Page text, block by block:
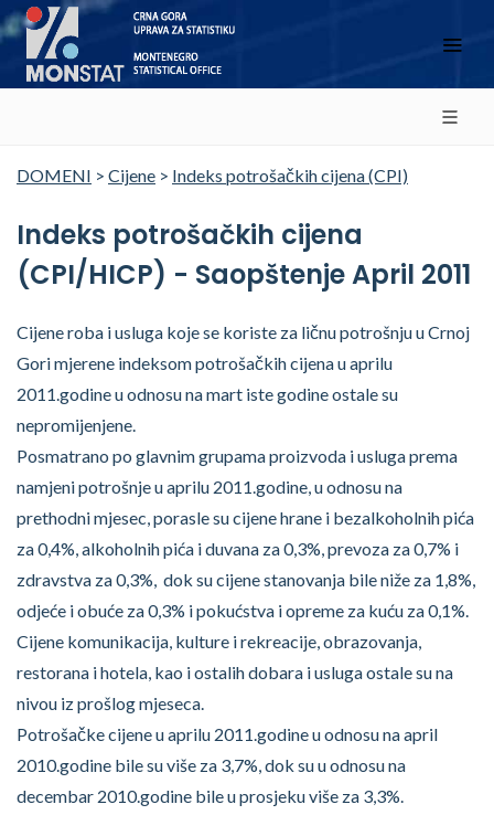
DOMENI > Cijene > Indeks potrošačkih cijena (CPI)
Indeks potrošačkih cijena
(CPI/HICP) - Saopštenje April 2011
Cijene roba i usluga koje se koriste za ličnu potrošnju u Crnoj
Gori mjerene indeksom potrošačkih cijena u aprilu
2011.godine u odnosu na mart iste godine ostale su
nepromijenjene.
Posmatrano po glavnim grupama proizvoda i usluga prema
namjeni potrošnje u aprilu 2011.godine, u odnosu na
prethodni mjesec, porasle su cijene hrane i bezalkoholnih pića
za 0,4%, alkoholnih pića i duvana za 0,3%, prevoza za 0,7% i
zdravstva za 0,3%, dok su cijene stanovanja bile niže za 1,8%,
odjeće i obuće za 0,3% i pokućstva i opreme za kuću za 0,1%.
Cijene komunikacija, kulture i rekreacije, obrazovanja,
restorana i hotela, kao i ostalih dobara i usluga ostale su na
nivou iz prošlog mjeseca.
Potrošačke cijene u aprilu 2011.godine u odnosu na april
2010.godine bile su više za 3,7%, dok su u odnosu na
decembar 2010.godine bile u prosjeku više za 3,3%.